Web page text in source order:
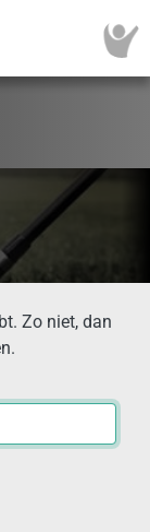
Zo niet, dan